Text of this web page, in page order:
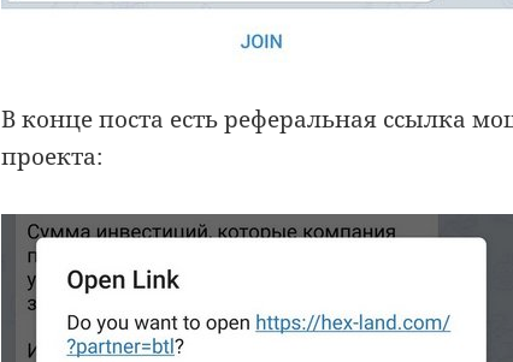
В конце поста есть реферальная ссылка
проекта: